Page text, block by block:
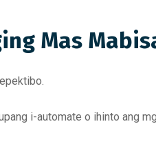
Mas
i-automate o ihinto ang